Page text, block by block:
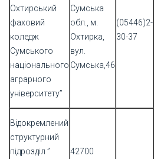
Охтирський
фаховий
коледж
Сумського
національного
аграрного
університету”
Сумська
обл., м.
Охтирка,
вул.
Сумська,46
(05446)2-
30-37
Відокремлений
структурний
підрозділ ”
42700